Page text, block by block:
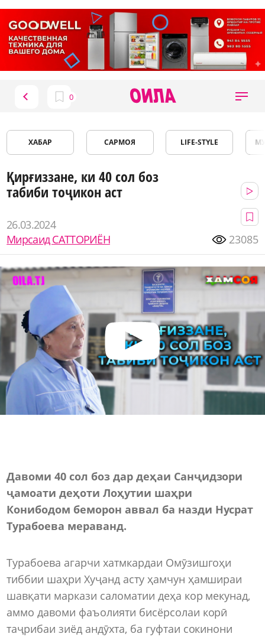
ХАБАР САРМОЯ LIFE-STYLE
Қирғиззане, ки 40 сол боз
табиби тоҷикон аст
26.03.2024
Мирсаид САТТОРИЁН
23085
Давоми 40 сол боз дар деҳаи Санҷидзори
ҷамоати деҳоти Лоҳутии шаҳри
Конибодом беморон аввал ба назди Нусрат
Турабоева мераванд.
Турабоева агарчи хатмкардаи Омӯзишгоҳи
тиббии шаҳри Хуҷанд асту ҳамчун ҳамшираи
шавқати маркази саломатии деҳа кор мекунад,
аммо давоми фаъолияти бисёрсолаи корӣ
таҷрибаи зиёд андӯхта, ба гуфтаи сокинони